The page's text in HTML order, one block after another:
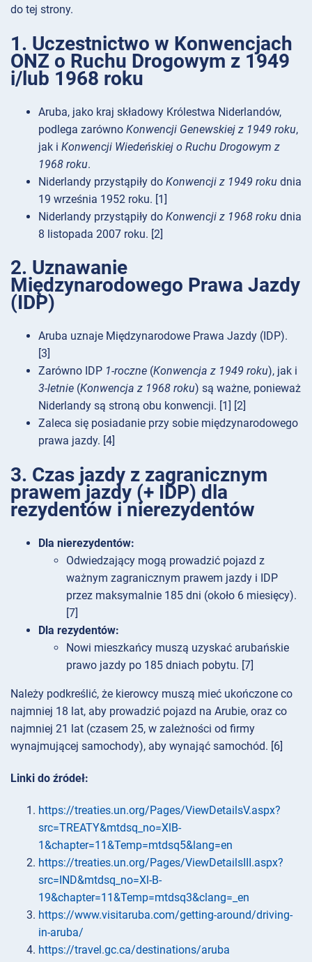
do tej strony.
1. Uczestnictwo w Konwencjach
ONZ o Ruchu Drogowym z 1949
i/lub 1968 roku
Aruba, jako kraj składowy Królestwa Niderlandów,
podlega zarówno Konwencji Genewskiej z 1949 roku,
jak i Konwencji Wiedeńskiej o Ruchu Drogowym z
1968 roku.
Niderlandy przystąpiły do Konwencji z 1949 roku dnia
19 września 1952 roku. [1]
Niderlandy przystąpiły do Konwencji z 1968 roku dnia
8 listopada 2007 roku. [2]
2. Uznawanie
Międzynarodowego Prawa Jazdy
(IDP)
Aruba uznaje Międzynarodowe Prawa Jazdy (IDP).
[3]
Zarówno IDP 1-roczne (Konwencja z 1949 roku), jak i
3-letnie (Konwencja z 1968 roku) są ważne, ponieważ
Niderlandy są stroną obu konwencji. [1] [2]
Zaleca się posiadanie przy sobie międzynarodowego
prawa jazdy. [4]
3. Czas jazdy z zagranicznym
prawem jazdy (+ IDP) dla
rezydentów i nierezydentów
Dla nierezydentów:
Odwiedzający mogą prowadzić pojazd z
ważnym zagranicznym prawem jazdy i IDP
przez maksymalnie 185 dni (około 6 miesięcy).
[7]
Dla rezydentów:
Nowi mieszkańcy muszą uzyskać arubańskie
prawo jazdy po 185 dniach pobytu. [7]
Należy podkreślić, że kierowcy muszą mieć ukończone co
najmniej 18 lat, aby prowadzić pojazd na Arubie, oraz co
najmniej 21 lat (czasem 25, w zależności od firmy
wynajmującej samochody), aby wynająć samochód. [6]
Linki do źródeł:
https://treaties.un.org/Pages/ViewDetailsV.aspx?
src=TREATY&mtdsq_no=XlB-
1&chapter=11&Temp=mtdsq5&lang=en
https://treaties.un.org/Pages/ViewDetailsIII.aspx?
src=IND&mtdsq_no=Xl-B-
19&chapter=11&Temp=mtdsq3&clang=_en
https://www.visitaruba.com/getting-around/driving-
in-aruba/
https://travel.gc.ca/destinations/aruba